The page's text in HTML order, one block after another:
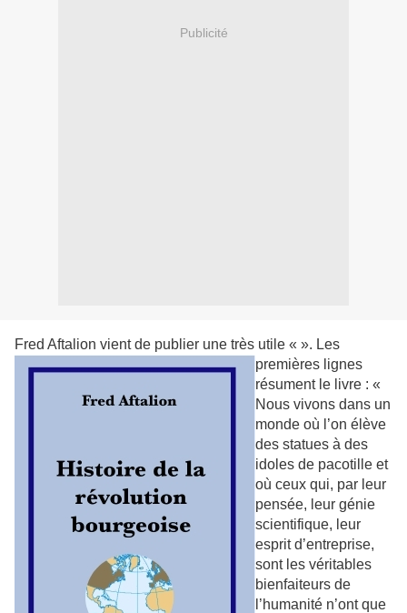
Publicité
Fred Aftalion vient de publier une très utile « ». Les
premières lignes
résument le livre : «
Nous vivons dans un
monde où l’on élève
des statues à des
idoles de pacotille et
où ceux qui, par leur
pensée, leur génie
scientifique, leur
esprit d’entreprise,
sont les véritables
bienfaiteurs de
l’humanité n’ont que